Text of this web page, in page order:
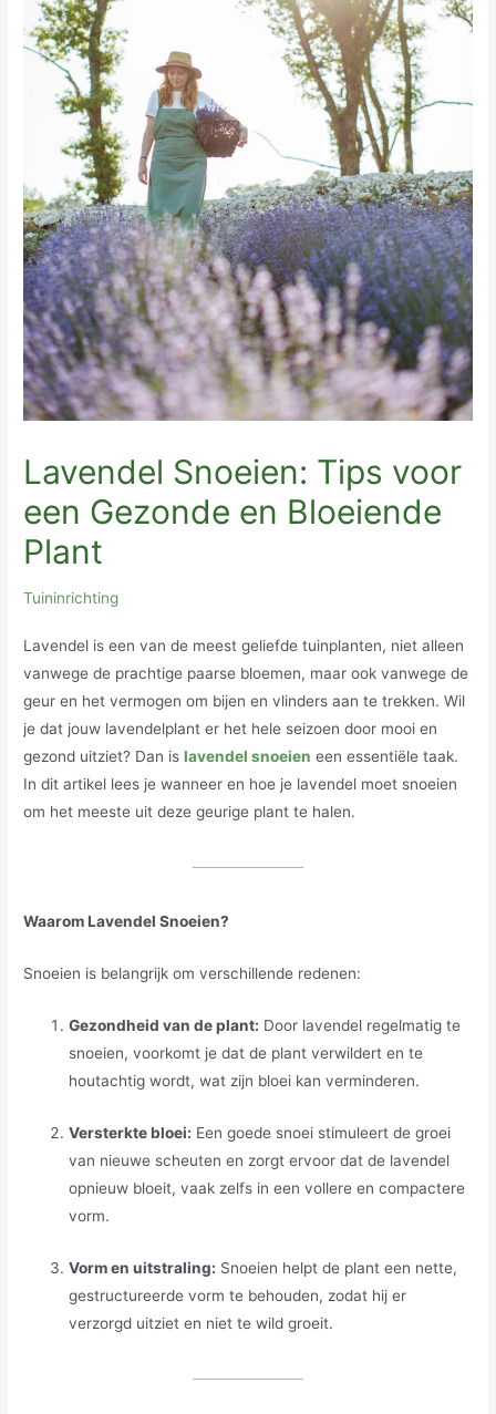
Lavendel Snoeien: Tips voor
een Gezonde en Bloeiende
Plant
Tuininrichting
Lavendel is een van de meest geliefde tuinplanten, niet alleen
vanwege de prachtige paarse bloemen, maar ook vanwege de
geur en het vermogen om bijen en vlinders aan te trekken. Wil
je dat jouw lavendelplant er het hele seizoen door mooi en
gezond uitziet? Dan islavendel snoeien een essentiële taak.
In dit artikel lees je wanneer en hoe je lavendel moet snoeien
om het meeste uit deze geurige plant te halen.
Waarom Lavendel Snoeien?
Snoeien is belangrijk om verschillende redenen:
Gezondheid van de plant: Door lavendel regelmatig te
snoeien, voorkomt je dat de plant verwildert en te
houtachtig wordt, wat zijn bloei kan verminderen.
Versterkte bloei: Een goede snoei stimuleert de groei
van nieuwe scheuten en zorgt ervoor dat de lavendel
opnieuw bloeit, vaak zelfs in een vollere en compactere
vorm.
Vorm en uitstraling: Snoeien helpt de plant een nette,
gestructureerde vorm te behouden, zodat hij er
verzorgd uitziet en niet te wild groeit.